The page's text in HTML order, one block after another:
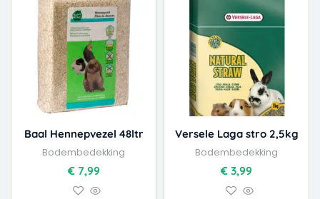
Baal Hennepvezel 48ltr
Bodembedekking
€7,99
Versele Laga stro 2,5kg
Bodembedekking
€ 3,99